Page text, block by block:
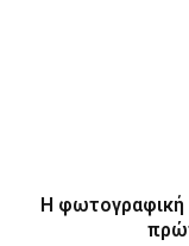
Η φωτογραφική